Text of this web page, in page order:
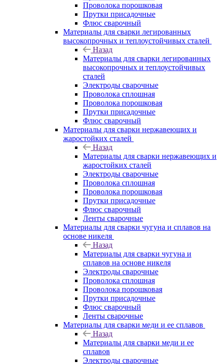
Проволока порошковая
Прутки присадочные
Флюс сварочный
Материалы для сварки легированных
высокопрочных и теплоустойчивых сталей
Назад
Материалы для сварки легированных
высокопрочных и теплоустойчивых
сталей
Электроды сварочные
Проволока сплошная
Проволока порошковая
Прутки присадочные
Флюс сварочный
Материалы для сварки нержавеющих и
жаростойких сталей
Назад
Материалы для сварки нержавеющих и
жаростойких сталей
Электроды сварочные
Проволока сплошная
Проволока порошковая
Прутки присадочные
Флюс сварочный
Ленты сварочные
Материалы для сварки чугуна и сплавов на
основе никеля
Назад
Материалы для сварки чугуна и
сплавов на основе никеля
Электроды сварочные
Проволока сплошная
Проволока порошковая
Прутки присадочные
Флюс сварочный
Ленты сварочные
Материалы для сварки меди и ее сплавов
Назад
Материалы для сварки меди и ее
сплавов
Электроды сварочные